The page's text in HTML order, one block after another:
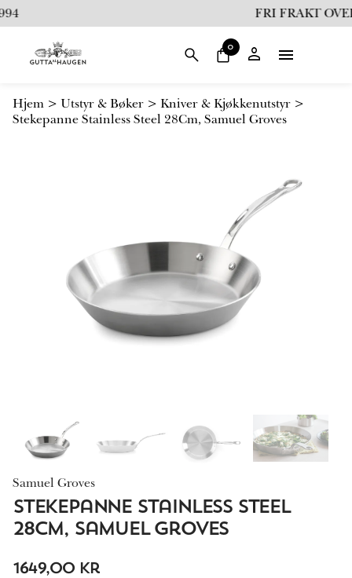
i
l
o
l
FRI FRAKT
0
Hjem > Utstyr & Bøker > Kniver & Kjøkkenutstyr >
Stekepanne Stainless Steel 28Cm, Samuel Groves
Samuel Groves
Stekepanne Stainless Steel
28cm, Samuel Groves
1649,00 kr